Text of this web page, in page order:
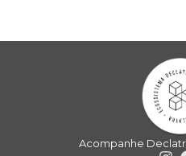
Acompanhe